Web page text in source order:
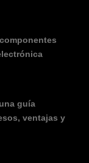
guía
ventajas y